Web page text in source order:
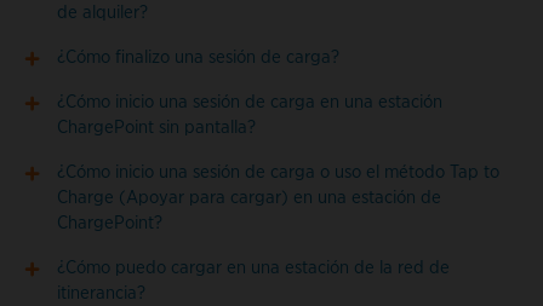
de alquiler?
¿Cómo finalizo una sesión de carga?
¿Cómo inicio una sesión de carga en una estación
ChargePoint sin pantalla?
¿Cómo inicio una sesión de carga o uso el método Tap to
Charge (Apoyar para cargar) en una estación de
ChargePoint?
¿Cómo puedo cargar en una estación de la red de
itinerancia?